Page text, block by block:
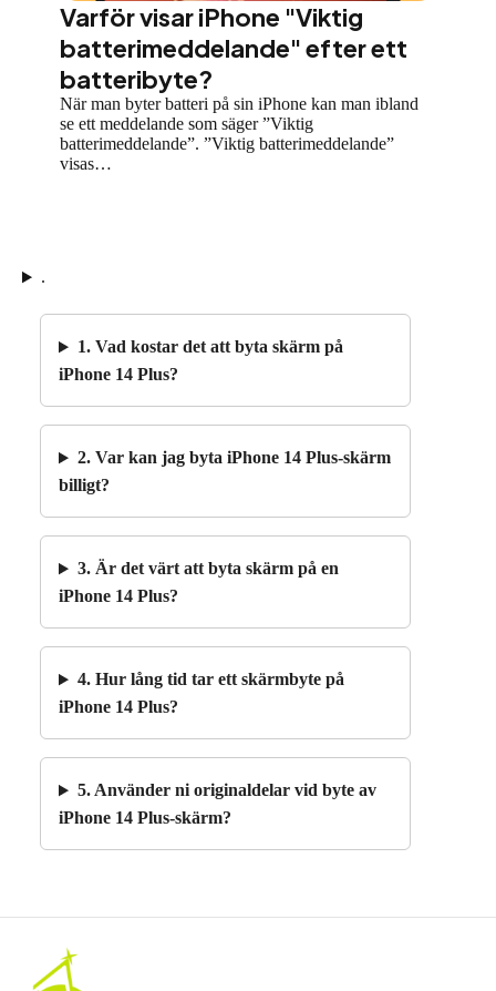
Varför visar iPhone "Viktig
batterimeddelande" efter ett
batteribyte?
När man byter batteri på sin iPhone kan man ibland
se ett meddelande som säger ”Viktig
batterimeddelande”. ”Viktig batterimeddelande”
visas…
.
1. Vad kostar det att byta skärm på
iPhone 14 Plus?
2. Var kan jag byta iPhone 14 Plus-skärm
billigt?
3. Är det värt att byta skärm på en
iPhone 14 Plus?
4. Hur lång tid tar ett skärmbyte på
iPhone 14 Plus?
5. Använder ni originaldelar vid byte av
iPhone 14 Plus-skärm?